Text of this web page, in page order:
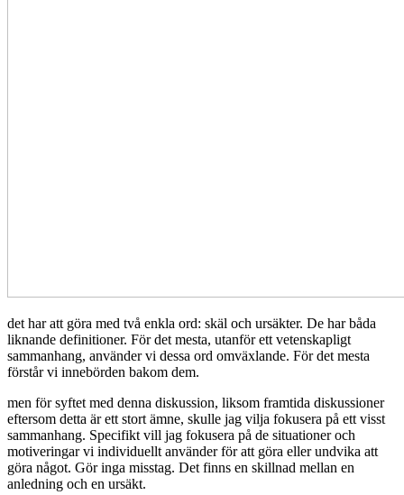
det har att göra med två enkla ord: skäl och ursäkter. De har båda
liknande definitioner. För det mesta, utanför ett vetenskapligt
sammanhang, använder vi dessa ord omväxlande. För det mesta
förstår vi innebörden bakom dem.
men för syftet med denna diskussion, liksom framtida diskussioner
eftersom detta är ett stort ämne, skulle jag vilja fokusera på ett visst
sammanhang. Specifikt vill jag fokusera på de situationer och
motiveringar vi individuellt använder för att göra eller undvika att
göra något. Gör inga misstag. Det finns en skillnad mellan en
anledning och en ursäkt.